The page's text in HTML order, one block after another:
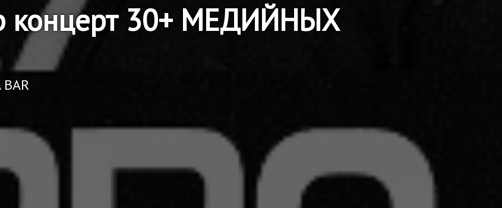
концерт 30+ МЕДИЙНЫХ